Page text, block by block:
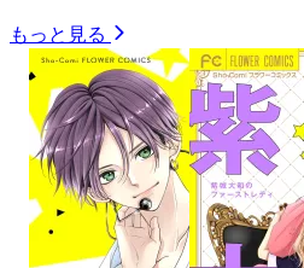
もっと見る